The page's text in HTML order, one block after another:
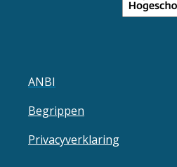
ANBI
Begrippen
Privacyverklaring